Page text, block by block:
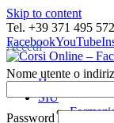
Skip to content
Tel. +39 371 495
FacebookYouTube
Home
SIU
Accedi
Nome utente o
Password